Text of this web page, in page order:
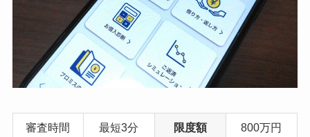
審査時間 最短3分 限度額 800万円